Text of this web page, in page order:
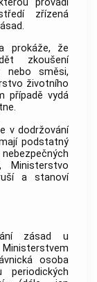
zřízená
prokáže, že
zkoušení
nebo směsi,
životního
případě vydá
v dodržování
podstatný
a stanoví
zásad u
osoba